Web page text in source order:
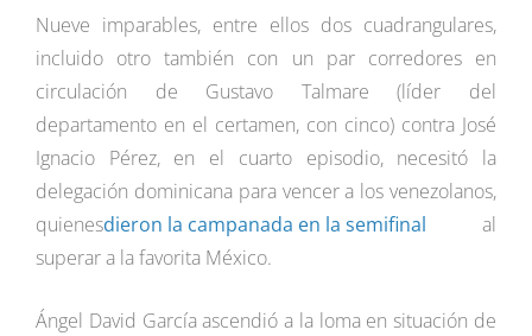
Nueve imparables, entre ellos dos cuadrangulares,
incluido otro también con un par corredores en
circulación de Gustavo Talmare (líder del
departamento en el certamen, con cinco) contra José
Ignacio Pérez, en el cuarto episodio, necesitó la
delegación dominicana para vencer a los venezolanos,
quienesdieron la campanada en la semifinal al
superar a la favorita México.
Ángel David García ascendió a la loma en situación de